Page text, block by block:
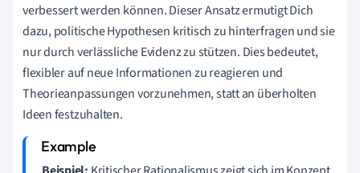
verbessert werden können. Dieser Ansatz ermutigt Dich
dazu, politische Hypothesen kritisch zu hinterfragen und sie
nur durch verlässliche Evidenz zu stützen. Dies bedeutet,
flexibler auf neue Informationen zu reagieren und
Theorieanpassungen vorzunehmen, statt an überholten
Ideen festzuhalten.